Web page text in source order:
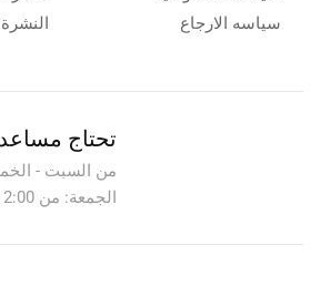
سياسه الارجاع
النشرة
تحتاج
الجمعة: من 2:00 مساءً - الى 8:00 مساءً